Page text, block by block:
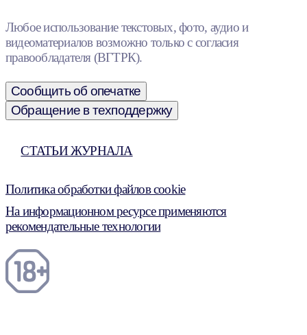
Любое использование текстовых, фото, аудио и
видеоматериалов возможно только с согласия
правообладателя (ВГТРК).
Сообщить об опечатке
Обращение в техподдержку
СТАТЬИ ЖУРНАЛА
Политика обработки файлов cookie
На информационном ресурсе применяются
рекомендательные технологии